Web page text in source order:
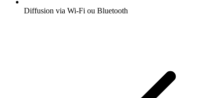
Diffusion via Wi-Fi ou Bluetooth